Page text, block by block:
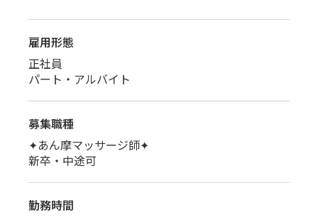
雇用形態
正社員
パート・アルバイト
募集職種
✦あん摩マッサージ師✦
新卒・中途可
勤務時間